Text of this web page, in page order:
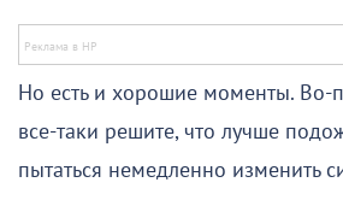
Но есть и хорошие моменты. Во-
все-таки решите, что лучше
пытаться немедленно изменить